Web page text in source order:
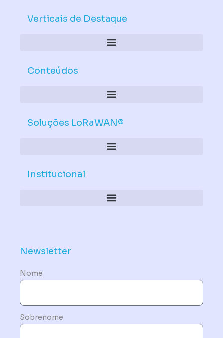
d b
Verticais de Destaque
Conteúdos
Soluções LoRaWAN®
Institucional
Newsletter
Nome
Sobrenome